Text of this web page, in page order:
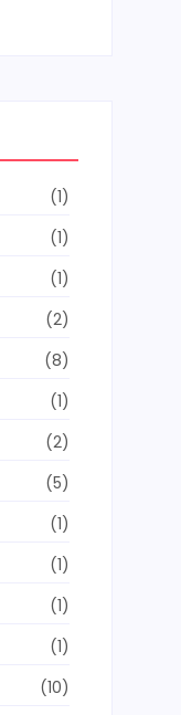
(1)
(1)
(1)
(2)
(8)
(1)
(2)
(5)
(1)
(1)
(1)
(1)
(10)